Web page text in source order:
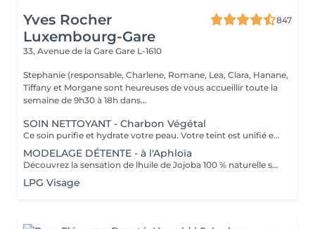
Yves Rocher
Luxembourg-Gare
847
33, Avenue de la Gare Gare L-1610
Stephanie (responsable, Charlene, Romane, Lea, Clara, Hanane,
Tiffany et Morgane sont heureuses de vous accueillir toute la
semaine de 9h30 à 18h dans...
SOIN NETTOYANT - Charbon Végétal
Ce soin purifie et hydrate votre peau. Votre teint est unifié et lumineux, grâce à l' alliance du Charbon Végétal et de l'édulis
MODELAGE DÉTENTE - à l'Aphloïa
Découvrez la sensation de lhuile de Jojoba 100 % naturelle sur votre peau. Nourrie, votre peau retrouve tout son confort. Libéré de ses tensions grâce aux mains habiles de notre esthéticienne, votre visage est détendu. Bénéfices : Nourrie, votre peau retrouve tout son confort.
LPG Visage